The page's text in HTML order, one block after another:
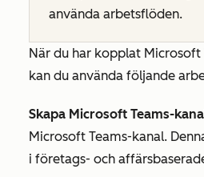
använda arbetsflöden.
När du har kopplat Microsoft
kan du använda följande
Skapa Microsoft Teams-
Microsoft Teams-kanal.
i företags- och